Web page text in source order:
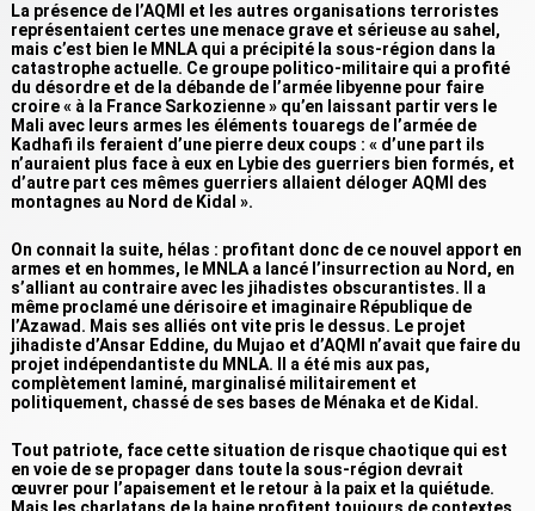
La présence de l’AQMI et les autres organisations terroristes
représentaient certes une menace grave et sérieuse au sahel,
mais c’est bien le MNLA qui a précipité la sous-région dans la
catastrophe actuelle. Ce groupe politico-militaire qui a profité
du désordre et de la débande de l’armée libyenne pour faire
croire « à la France Sarkozienne » qu’en laissant partir vers le
Mali avec leurs armes les éléments touaregs de l’armée de
Kadhafi ils feraient d’une pierre deux coups : « d’une part ils
n’auraient plus face à eux en Lybie des guerriers bien formés, et
d’autre part ces mêmes guerriers allaient déloger AQMI des
montagnes au Nord de Kidal ».
On connait la suite, hélas : profitant donc de ce nouvel apport en
armes et en hommes, le MNLA a lancé l’insurrection au Nord, en
s’alliant au contraire avec les jihadistes obscurantistes. Il a
même proclamé une dérisoire et imaginaire République de
l’Azawad. Mais ses alliés ont vite pris le dessus. Le projet
jihadiste d’Ansar Eddine, du Mujao et d’AQMI n’avait que faire du
projet indépendantiste du MNLA. Il a été mis aux pas,
complètement laminé, marginalisé militairement et
politiquement, chassé de ses bases de Ménaka et de Kidal.
Tout patriote, face cette situation de risque chaotique qui est
en voie de se propager dans toute la sous-région devrait
œuvrer pour l’apaisement et le retour à la paix et la quiétude.